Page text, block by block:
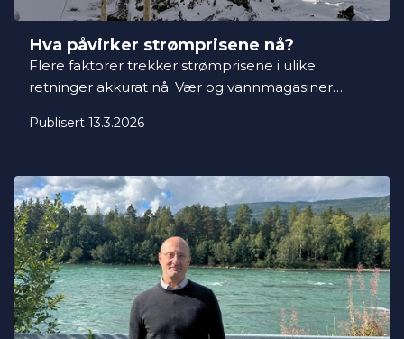
Hva påvirker strømprisene nå?
Flere faktorer trekker strømprisene i ulike
retninger akkurat nå. Vær og vannmagasiner
høye gasspriser trekker prisene opp.
Publisert 13.3.2026